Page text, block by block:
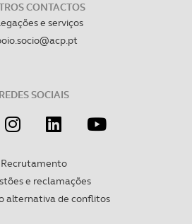
CONTACTOS
e serviços
REDES SOCIAIS
Recrutamento
e reclamações
alternativa de conflitos